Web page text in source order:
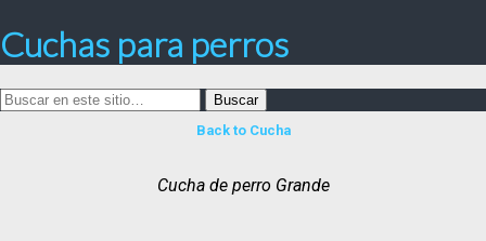
Cuchas para perros
Back to Cucha
Cucha de perro Grande